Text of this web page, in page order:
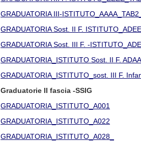
GRADUATORIA III-
GRADUATORIA Sost. II F.
GRADUATORIA Sost. III F. -
GRADUATORIA_ISTITUTO Sost. II F.
GRADUATORIA_ISTITUTO_sost. III F.
Graduatorie II fascia -SSIG
GRADUATORIA_ISTITUTO_A001
GRADUATORIA_ISTITUTO_A022
GRADUATORIA_ISTITUTO_A028_